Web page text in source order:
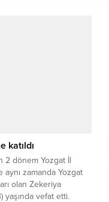
katıldı
2 dönem Yozgat İl
aynı zamanda Yozgat
olan Zekeriya
yaşında vefat etti.